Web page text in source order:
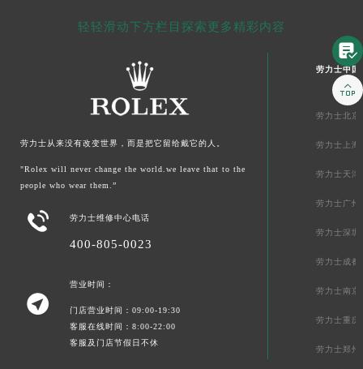
轻轻滑动下方栏目探索更多精彩内容
劳力士从来没有改变世界，而是把它留给戴它的人。
"Rolex will never change the world.we leave that to the
people who wear them.”
 劳力士维修中心电话
400-805-0023

营业时间：
门店营业时间：09:00-19:30
客服在线时间：8:00-22:00
客服及门店节假日不休
劳力士中国
劳力士北京
劳力士上海
劳力士天津
劳力士广州
劳力士深圳
劳力士成都
劳力士南京
劳力士重庆
劳力士郑州

